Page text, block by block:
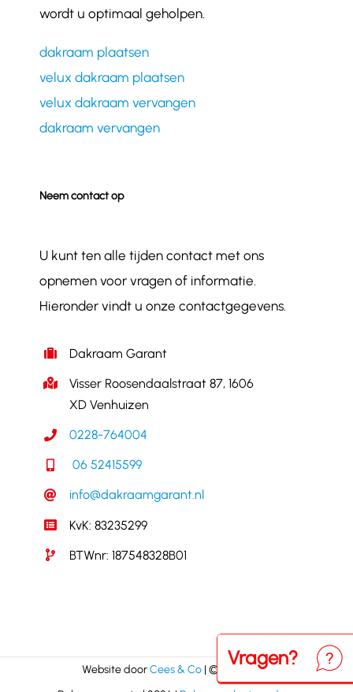
wordt u optimaal geholpen.
dakraam plaatsen
velux dakraam plaatsen
velux dakraam vervangen
dakraam vervangen
Neem contact op
U kunt ten alle tijden contact met ons
opnemen voor vragen of informatie.
Hieronder vindt u onze contactgegevens.
Dakraam Garant
Visser Roosendaalstraat 87, 1606
XD Venhuizen
0228-764004
06 52415599
info@dakraamgarant.nl
KvK: 83235299
BTWnr: 187548328B01
Website doorCees & Co | © Copyright
Vragen?